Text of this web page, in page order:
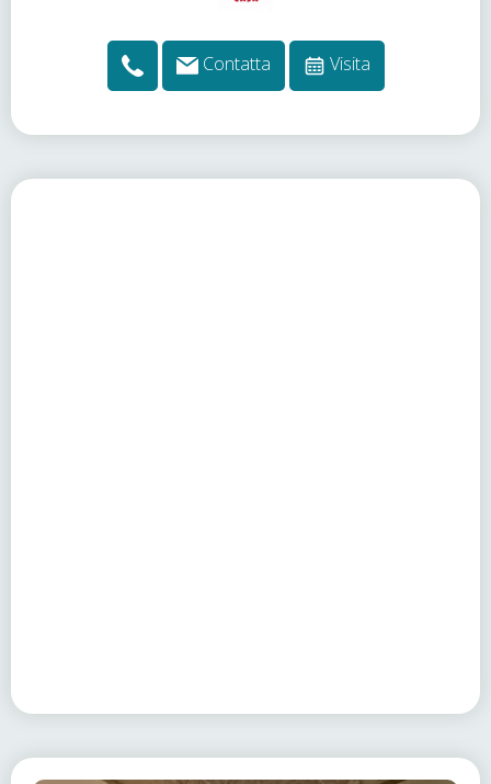
Contatta Visita